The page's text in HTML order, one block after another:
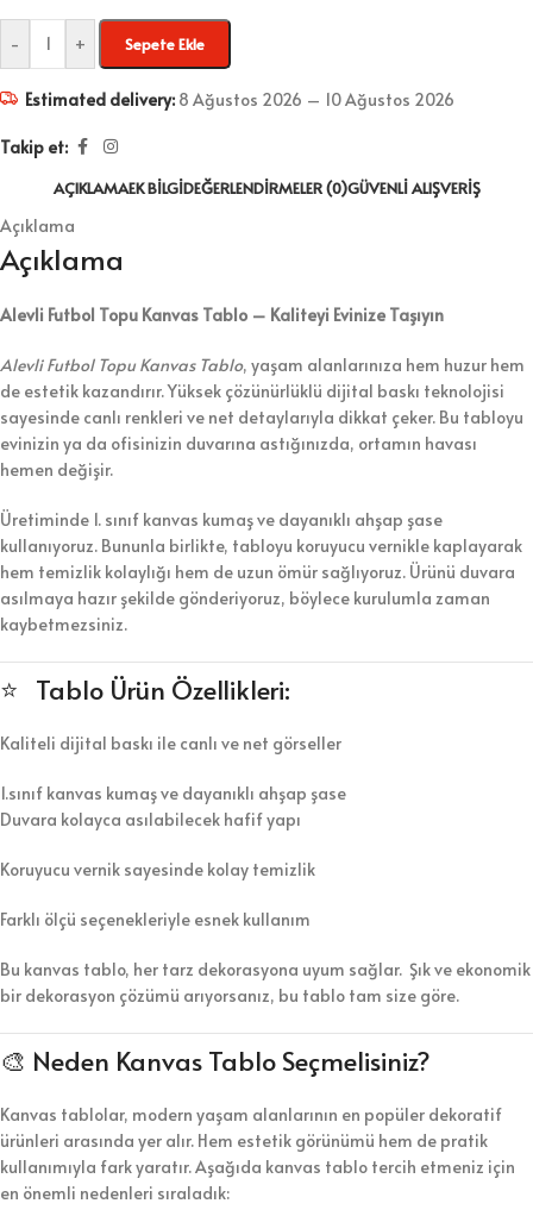
- + Sepete Ekle
Estimated delivery: 8 Ağustos 2026 – 10 Ağustos 2026
Takip et:
AÇIKLAMAEK BILGIDEĞERLENDIRMELER (0)GÜVENLI ALIŞVERIŞ
Açıklama
Açıklama
Alevli Futbol Topu Kanvas Tablo – Kaliteyi Evinize Taşıyın
Alevli Futbol Topu Kanvas Tablo, yaşam alanlarınıza hem huzur hem
de estetik kazandırır. Yüksek çözünürlüklü dijital baskı teknolojisi
sayesinde canlı renkleri ve net detaylarıyla dikkat çeker. Bu tabloyu
evinizin ya da ofisinizin duvarına astığınızda, ortamın havası
hemen değişir.
Üretiminde 1. sınıf kanvas kumaş ve dayanıklı ahşap şase
kullanıyoruz. Bununla birlikte, tabloyu koruyucu vernikle kaplayarak
hem temizlik kolaylığı hem de uzun ömür sağlıyoruz. Ürünü duvara
asılmaya hazır şekilde gönderiyoruz, böylece kurulumla zaman
kaybetmezsiniz.
⭐ Tablo Ürün Özellikleri:
Kaliteli dijital baskı ile canlı ve net görseller
1.sınıf kanvas kumaş ve dayanıklı ahşap şase
Duvara kolayca asılabilecek hafif yapı
Koruyucu vernik sayesinde kolay temizlik
Farklı ölçü seçenekleriyle esnek kullanım
Bu kanvas tablo, her tarz dekorasyona uyum sağlar. Şık ve ekonomik
bir dekorasyon çözümü arıyorsanız, bu tablo tam size göre.
🎨 Neden Kanvas Tablo Seçmelisiniz?
Kanvas tablolar, modern yaşam alanlarının en popüler dekoratif
ürünleri arasında yer alır. Hem estetik görünümü hem de pratik
kullanımıyla fark yaratır. Aşağıda kanvas tablo tercih etmeniz için
en önemli nedenleri sıraladık: